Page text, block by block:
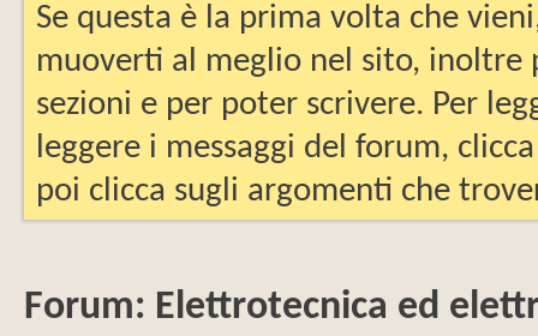
Se questa è la prima volta che
muoverti al meglio nel sito, inoltre
sezioni e per poter scrivere. Per
leggere i messaggi del forum,
poi clicca sugli argomenti che
Forum: Elettrotecnica ed